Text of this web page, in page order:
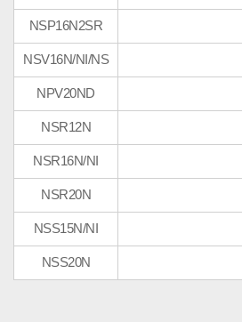
NSP16N2SR
NSV16N/NI/NS
NPV20ND
NSR12N
NSR16N/NI
NSR20N
NSS15N/NI
NSS20N